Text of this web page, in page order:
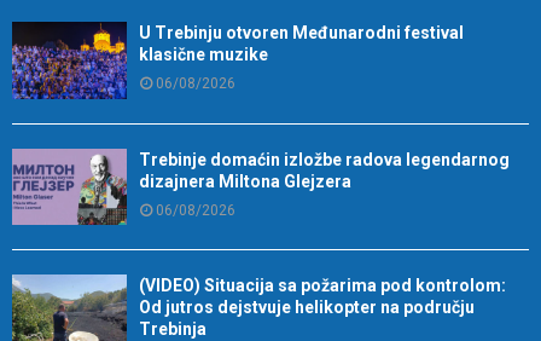
U Trebinju otvoren Međunarodni festival
klasične muzike
06/08/2026
Trebinje domaćin izložbe radova legendarnog
dizajnera Miltona Glejzera
06/08/2026
(VIDEO) Situacija sa požarima pod kontrolom:
Od jutros dejstvuje helikopter na području
Trebinja